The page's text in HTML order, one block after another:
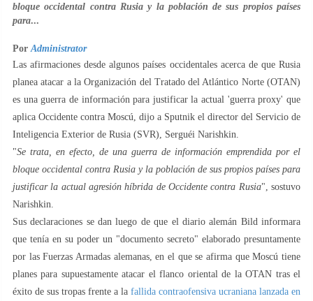
bloque occidental contra Rusia y la población de sus propios países
para...
Por Administrator
Las afirmaciones desde algunos países occidentales acerca de que Rusia
planea atacar a la Organización del Tratado del Atlántico Norte (OTAN)
es una guerra de información para justificar la actual 'guerra proxy' que
aplica Occidente contra Moscú, dijo a Sputnik el director del Servicio de
Inteligencia Exterior de Rusia (SVR), Serguéi Narishkin.
"Se trata, en efecto, de una guerra de información emprendida por el
bloque occidental contra Rusia y la población de sus propios países para
justificar la actual agresión híbrida de Occidente contra Rusia", sostuvo
Narishkin.
Sus declaraciones se dan luego de que el diario alemán Bild informara
que tenía en su poder un "documento secreto" elaborado presuntamente
por las Fuerzas Armadas alemanas, en el que se afirma que Moscú tiene
planes para supuestamente atacar el flanco oriental de la OTAN tras el
éxito de sus tropas frente a la fallida contraofensiva ucraniana lanzada en